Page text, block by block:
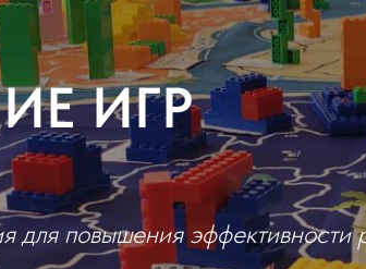
ИГР
для повышения эффективности